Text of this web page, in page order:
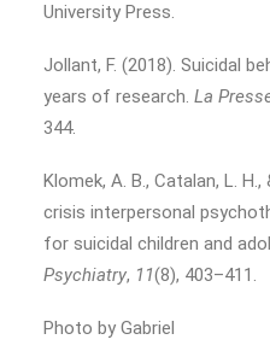
University Press.
Jollant, F. (2018). Suicidal
years of research. La
344.
Klomek, A. B., Catalan, L.
crisis interpersonal
for suicidal children and
Psychiatry, 11(8), 403–411.
Photo by Gabriel